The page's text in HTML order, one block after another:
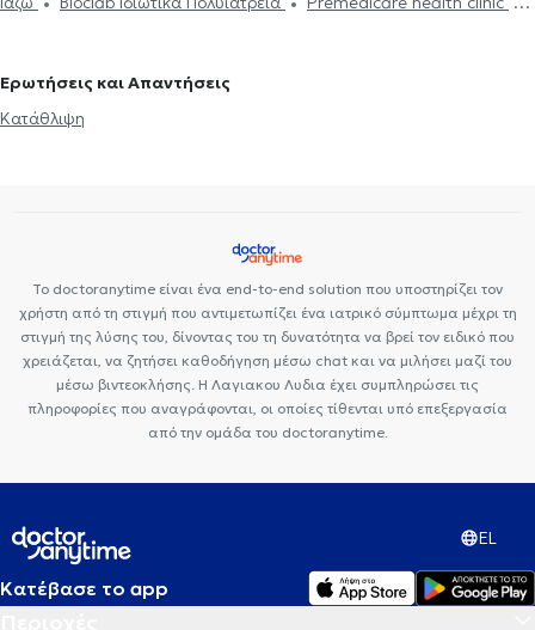
Κρίση πανικού
Εθισμός
Τεστ επαγγελματικού προσανατολισμού
Ερωτήσεις και Απαντήσεις
Κατάθλιψη
Το doctoranytime είναι ένα end-to-end solution που υποστηρίζει τον
χρήστη από τη στιγμή που αντιμετωπίζει ένα ιατρικό σύμπτωμα μέχρι τη
στιγμή της λύσης του, δίνοντας του τη δυνατότητα να βρεί τον ειδικό που
χρειάζεται, να ζητήσει καθοδήγηση μέσω chat και να μιλήσει μαζί του
μέσω βιντεοκλήσης. Η Λαγιακου Λυδια έχει συμπληρώσει τις
πληροφορίες που αναγράφονται, οι οποίες τίθενται υπό επεξεργασία
από την ομάδα του doctoranytime.
EL
Κατέβασε το app